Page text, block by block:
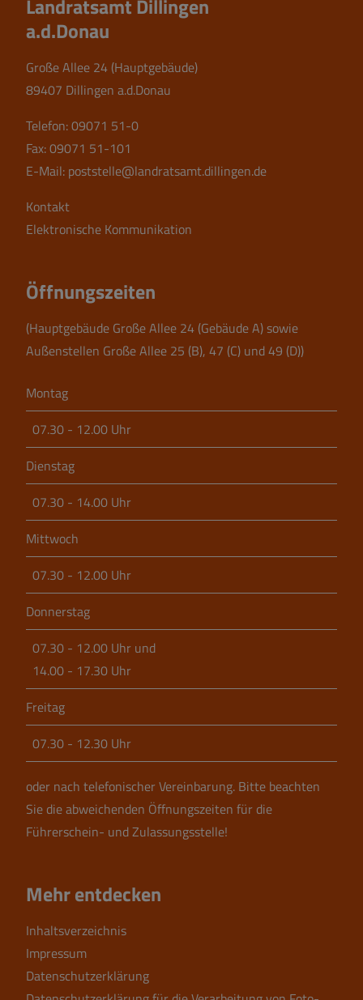
Landratsamt Dillingen
a.d.Donau
Große Allee 24 (Hauptgebäude)
89407 Dillingen a.d.Donau
Telefon:09071 51-0
Fax: 09071 51-101
E-Mail: poststelle@landratsamt.dillingen.de
Kontakt
Elektronische Kommunikation
Öffnungszeiten
(Hauptgebäude Große Allee 24 (Gebäude A) sowie
Außenstellen Große Allee 25 (B), 47 (C) und 49 (D))
Montag
07.30 - 12.00 Uhr
Dienstag
07.30 - 14.00 Uhr
Mittwoch
07.30 - 12.00 Uhr
Donnerstag
07.30 - 12.00 Uhr und
14.00 - 17.30 Uhr
Freitag
07.30 - 12.30 Uhr
oder nach telefonischer Vereinbarung. Bitte beachten
Sie die abweichenden Öffnungszeiten für die
Führerschein- und Zulassungsstelle!
Mehr entdecken
Inhaltsverzeichnis
Impressum
Datenschutzerklärung